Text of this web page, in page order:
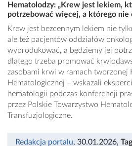
Hematolodzy: „Krew jest lekiem,
potrzebować więcej, a którego nie
Krew jest bezcennym lekiem nie
ale też pacjentów oddziałów
wyprodukować, a będziemy jej
dlatego trzeba promować
zasobami krwi w ramach tworzonej
Hematologicznej – wskazali
hematologii podczas konferencji
przez Polskie Towarzystwo
Transfuzjologiczne.
Redakcja portalu, 30.01.2026,